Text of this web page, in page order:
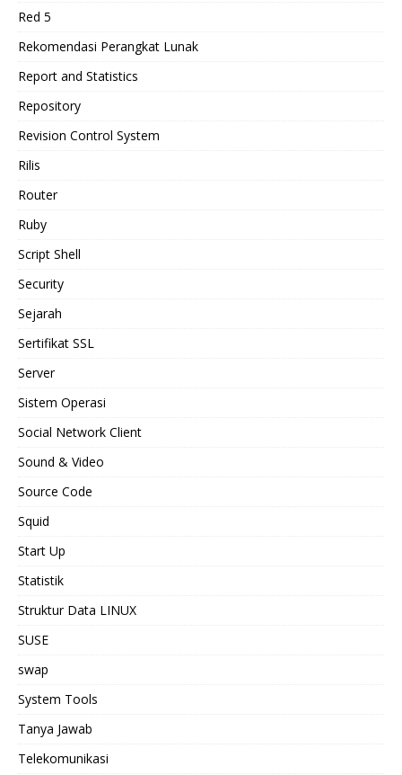
Red 5
Rekomendasi Perangkat Lunak
Report and Statistics
Repository
Revision Control System
Rilis
Router
Ruby
Script Shell
Security
Sejarah
Sertifikat SSL
Server
Sistem Operasi
Social Network Client
Sound & Video
Source Code
Squid
Start Up
Statistik
Struktur Data LINUX
SUSE
swap
System Tools
Tanya Jawab
Telekomunikasi